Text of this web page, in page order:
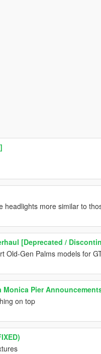
headlights more similar to
[Deprecated /
Old-Gen Palms models for
Monica Pier
on top